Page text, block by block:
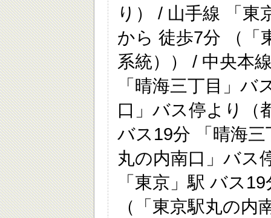
り） / 山手線 「東
から 徒歩7分 （「
系統）） / 中央本
「晴海三丁目」
口」バス停より（
バス19分 「晴海
丸の内南口」バス
「東京」駅 バス
（「東京駅丸の